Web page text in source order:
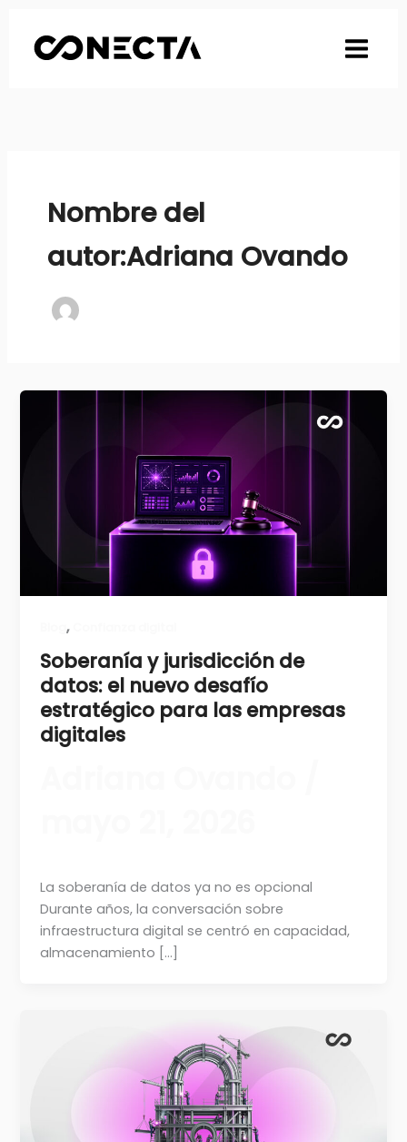
contenido
Nombre del
autor:Adriana Ovando
Blog,
Soberanía y jurisdicción de
datos: el nuevo desafío
estratégico para las empresas
digitales
La soberanía de datos ya no es opcional
Durante años, la conversación sobre
infraestructura digital se centró en capacidad,
almacenamiento […]